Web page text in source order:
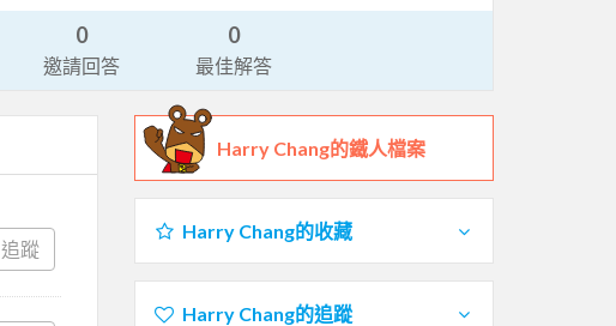
0
邀請回答
0
最佳解答
追蹤
Harry Chang的鐵人檔案
Harry Chang的收藏
Harry Chang的追蹤